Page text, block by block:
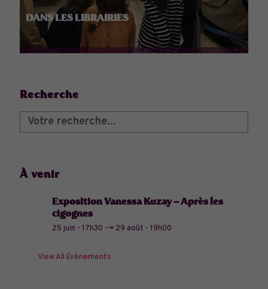
DANS LES LIBRAIRIES
Recherche
À venir
Exposition Vanessa Kuzay – Après les
cigognes
25 juin - 17h30 --> 29 août - 19h00
View All Évènements